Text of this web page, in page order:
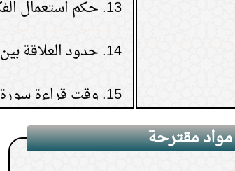
14. حدود العلاقة
15. وقت قراءة
مواد مقترحة
كيف أبر والدتي بعد موتها؟
المشاكل المالية لا تجيز قطيعة الرحم